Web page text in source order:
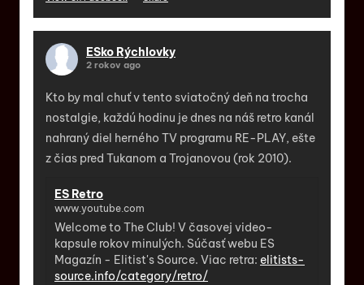
ESko Rýchlovky
2 rokov ago
Kto by mal chuť v tento sviatočný deň na trocha
nostalgie, každú hodinu je dnes na náš retro kanál
nahraný diel herného TV programu RE-PLAY, ešte
z čias pred Tukanom a Trojanovou (rok 2010).
ES Retro
www.youtube.com
Welcome to The Club! V časovej video-
kapsule rokov minulých. Súčasť webu ES
Magazín - Elitist's Source. Viac retra: elitists-
source.info/category/retro/